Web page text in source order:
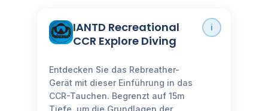
ℹ️
IANTD Recreational
CCR Explore Diving
Entdecken Sie das Rebreather-
Gerät mit dieser Einführung in das
CCR-Tauchen. Begrenzt auf 15m
Tiefe, um die Grundlagen der